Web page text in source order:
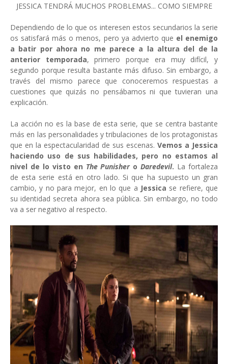
JESSICA TENDRÁ MUCHOS PROBLEMAS... COMO SIEMPRE
Dependiendo de lo que os interesen estos secundarios la serie
os satisfará más o menos, pero ya advierto que el enemigo
a batir por ahora no me parece a la altura del de la
anterior temporada, primero porque era muy difícil, y
segundo porque resulta bastante más difuso. Sin embargo, a
través del mismo parece que conoceremos respuestas a
cuestiones que quizás no pensábamos ni que tuvieran una
explicación.
La acción no es la base de esta serie, que se centra bastante
más en las personalidades y tribulaciones de los protagonistas
que en la espectacularidad de sus escenas. Vemos a Jessica
haciendo uso de sus habilidades, pero no estamos al
nivel de lo visto en The Punisher oDaredevil. La fortaleza
de esta serie está en otro lado. Si que ha supuesto un gran
cambio, y no para mejor, en lo que a Jessica se refiere, que
su identidad secreta ahora sea pública. Sin embargo, no todo
va a ser negativo al respecto.